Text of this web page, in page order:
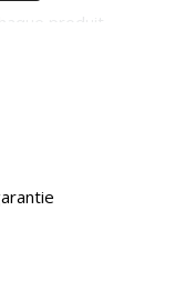
produit.